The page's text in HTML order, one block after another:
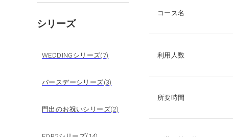
シリーズ
WEDDINGシリーズ(7)
バースデーシリーズ(3)
門出のお祝いシリーズ(2)
コース名
利用人数
所要時間